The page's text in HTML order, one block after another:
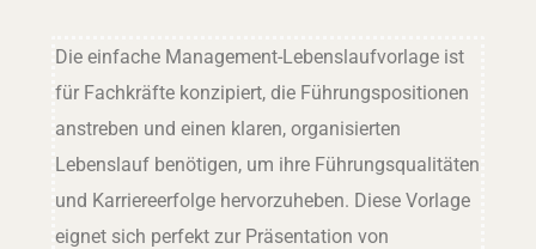
Die einfache Management-Lebenslaufvorlage ist
für Fachkräfte konzipiert, die Führungspositionen
anstreben und einen klaren, organisierten
Lebenslauf benötigen, um ihre Führungsqualitäten
und Karriereerfolge hervorzuheben. Diese Vorlage
eignet sich perfekt zur Präsentation von